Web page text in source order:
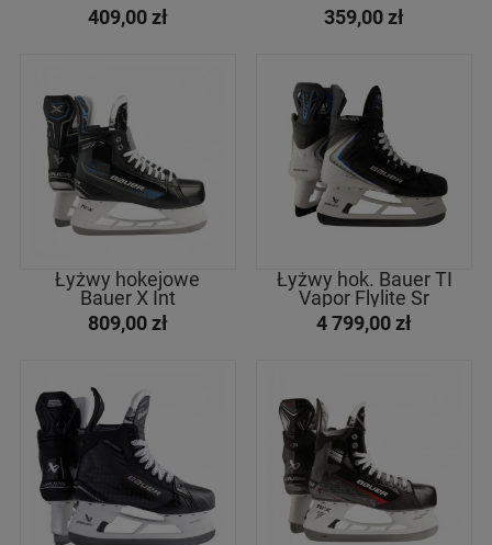
08.0
09.5
11.5
02.5
Cena
od
filtruj
409,00 zł
359,00 zł
Łyżwy hokejowe
Bauer X Int
809,00 zł
Łyżwy hok. Bauer TI
Vapor Flylite Sr
4 799,00 zł